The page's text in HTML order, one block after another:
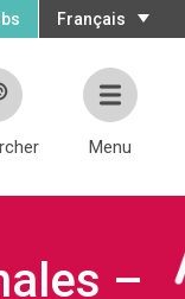
Français
Menu
–